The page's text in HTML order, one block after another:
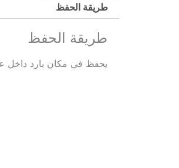
طريقة الحفظ
طريقة الحفظ
يحفظ في مكان بارد داخل